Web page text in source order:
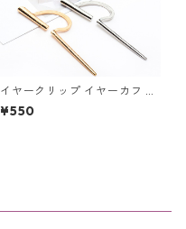
イヤークリップ イヤーカフ ゴ
ールド シルバー 片耳用 ノンホ
ール フェイク レディース メン
¥550